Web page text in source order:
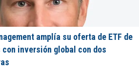
amplía su oferta de ETF de
inversión global con dos